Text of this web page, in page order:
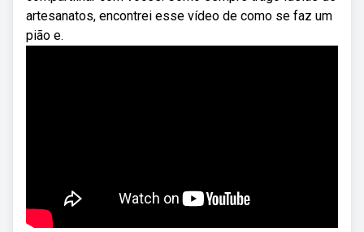
artesanatos, encontrei esse vídeo de como se faz um
pião e.